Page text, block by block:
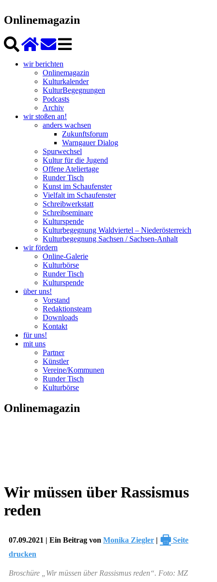
Onlinemagazin
wir berichten
Onlinemagazin
Kulturkalender
KulturBegegnungen
Podcasts
Archiv
wir stoßen an!
anders wachsen
Zukunftsforum
Warngauer Dialog
Spurwechsel
Kultur für die Jugend
Offene Ateliertage
Runder Tisch
Kunst im Schaufenster
Vielfalt im Schaufenster
Schreibwerkstatt
Schreibseminare
Kulturspende
Kulturbegegnung Waldviertel – Niederösterreich
Kulturbegegnung Sachsen / Sachsen-Anhalt
wir fördern
Online-Galerie
Kulturbörse
Runder Tisch
Kulturspende
über uns!
Vorstand
Redaktionsteam
Downloads
Kontakt
für uns!
mit uns
Partner
Künstler
Vereine/Kommunen
Runder Tisch
Kulturbörse
Onlinemagazin
Wir müssen über Rassismus
reden
07.09.2021 | Ein Beitrag von Monika Ziegler | 🖶 Seite
drucken
Broschüre „Wir müssen über Rassismus reden“. Foto: MZ